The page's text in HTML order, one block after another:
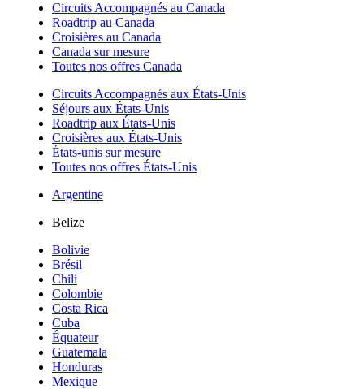
Circuits Accompagnés au Canada
Roadtrip au Canada
Croisières au Canada
Canada sur mesure
Toutes nos offres Canada
Circuits Accompagnés aux États-Unis
Séjours aux États-Unis
Roadtrip aux États-Unis
Croisières aux États-Unis
États-unis sur mesure
Toutes nos offres États-Unis
Argentine
Belize
Bolivie
Brésil
Chili
Colombie
Costa Rica
Cuba
Équateur
Guatemala
Honduras
Mexique